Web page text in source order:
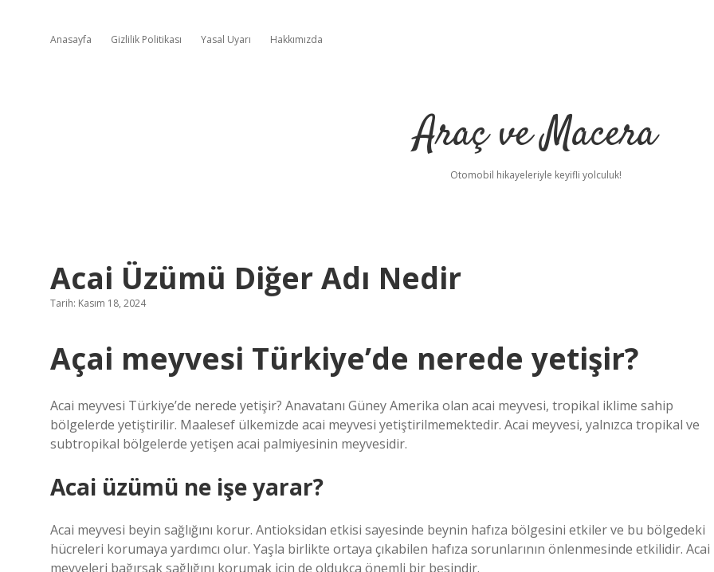
Anasayfa Gizlilik Politikası Yasal Uyarı Hakkımızda
Araç ve Macera
Otomobil hikayeleriyle keyifli yolculuk!
Acai Üzümü Diğer Adı Nedir
Tarih: Kasım 18, 2024
Açai meyvesi Türkiye’de nerede yetişir?
Acai meyvesi Türkiye’de nerede yetişir? Anavatanı Güney Amerika olan acai meyvesi, tropikal iklime sahip
bölgelerde yetiştirilir. Maalesef ülkemizde acai meyvesi yetiştirilmemektedir. Acai meyvesi, yalnızca tropikal ve
subtropikal bölgelerde yetişen acai palmiyesinin meyvesidir.
Acai üzümü ne işe yarar?
Acai meyvesi beyin sağlığını korur. Antioksidan etkisi sayesinde beynin hafıza bölgesini etkiler ve bu bölgedeki
hücreleri korumaya yardımcı olur. Yaşla birlikte ortaya çıkabilen hafıza sorunlarının önlenmesinde etkilidir. Acai
meyveleri bağırsak sağlığını korumak için de oldukça önemli bir besindir.